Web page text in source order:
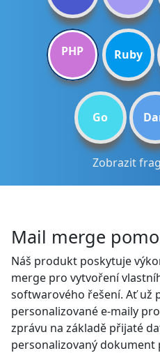
PHP Ruby
Go
Zobrazit
Mail merge
Náš produkt poskytuje
merge pro vytvoření
softwarového řešení. Ať už
personalizované e-maily
zprávu na základě přijaté
personalizovaný dokument